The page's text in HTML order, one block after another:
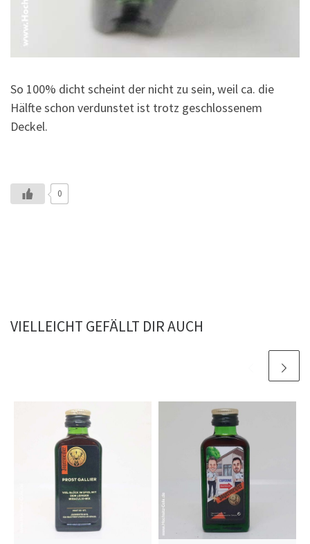
So 100% dicht scheint der nicht zu sein, weil ca. die
Hälfte schon verdunstet ist trotz geschlossenem
Deckel.
0
VIELLEICHT GEFÄLLT DIR AUCH